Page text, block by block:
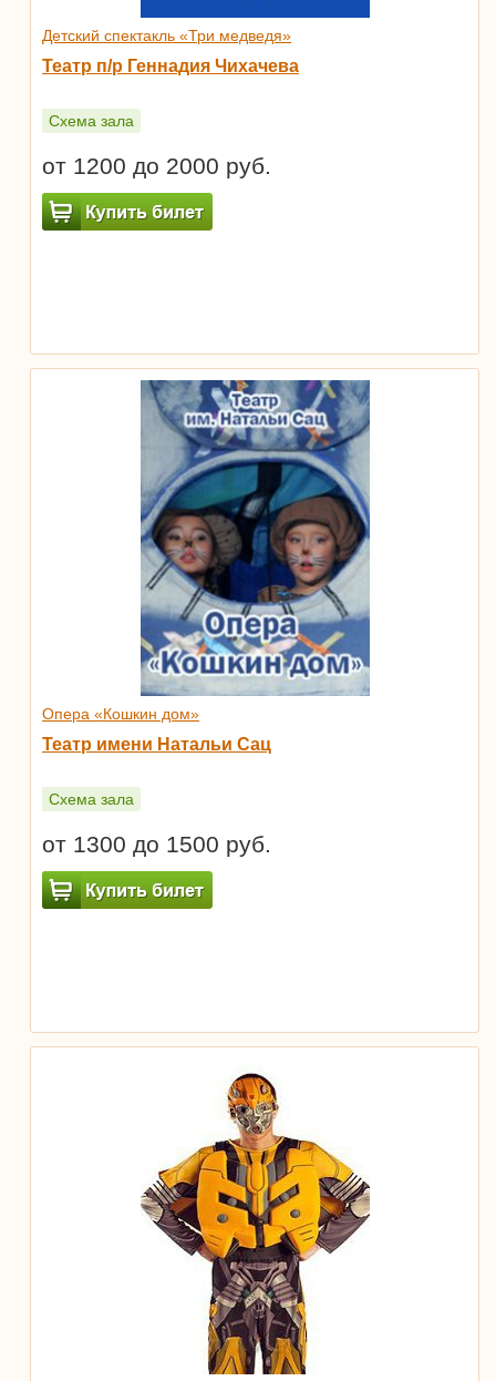
Детский спектакль «Три медведя»
Театр п/р Геннадия Чихачева
Схема зала
от 1200 до 2000 руб.
Опера «Кошкин дом»
Театр имени Натальи Сац
Схема зала
от 1300 до 1500 руб.